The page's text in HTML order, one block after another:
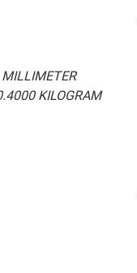
KILOGRAM